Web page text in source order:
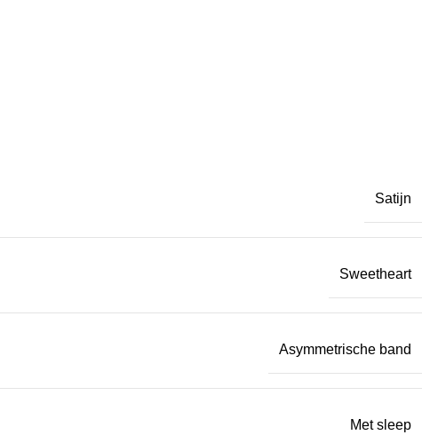
Satijn
Sweetheart
Asymmetrische band
Met sleep